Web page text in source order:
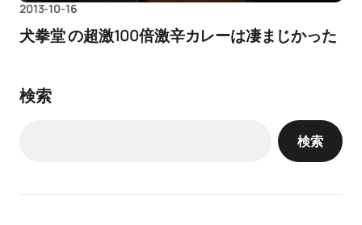
2013-10-16
犬拳堂 の超激100倍激辛カレーは凄まじかった
検索
検索